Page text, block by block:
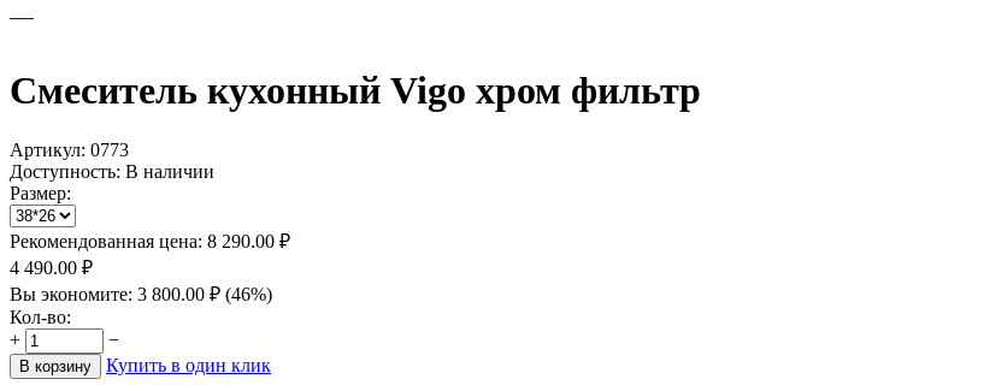
Смеситель кухонный Vigo хром фильтр
Артикул: 0773
Доступность: В наличии
Размер:
Рекомендованная цена: 8 290.00 ₽
4 490.00 ₽
Вы экономите: 3 800.00 ₽ (46%)
Кол-во:
+
−
В корзину Купить в один клик